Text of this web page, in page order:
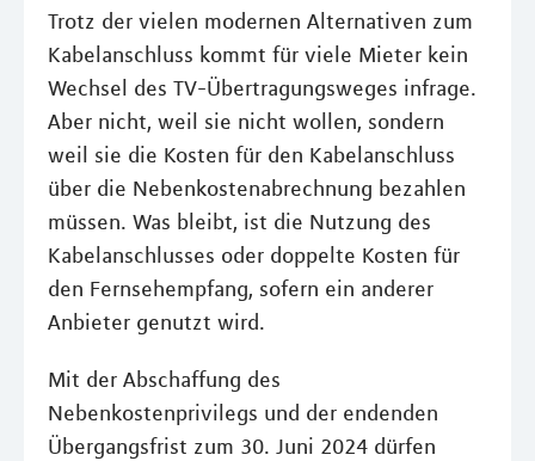
Trotz der vielen modernen Alternativen zum
Kabelanschluss kommt für viele Mieter kein
Wechsel des TV-Übertragungsweges infrage.
Aber nicht, weil sie nicht wollen, sondern
weil sie die Kosten für den Kabelanschluss
über die Nebenkostenabrechnung bezahlen
müssen. Was bleibt, ist die Nutzung des
Kabelanschlusses oder doppelte Kosten für
den Fernsehempfang, sofern ein anderer
Anbieter genutzt wird.
Mit der Abschaffung des
Nebenkostenprivilegs und der endenden
Übergangsfrist zum 30. Juni 2024 dürfen